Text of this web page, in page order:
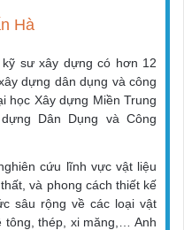
Hà
sư xây dựng có hơn 12
dựng dân dụng và công
học Xây dựng Miền Trung
Dân Dụng và Công
cứu lĩnh vực vật liệu
và phong cách thiết kế
sâu rộng về các loại vật
tông, thép, xi măng,… Anh